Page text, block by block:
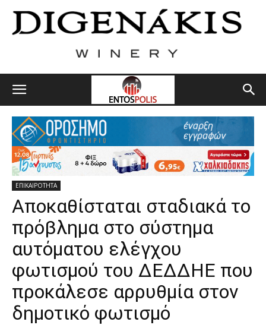
ΕΠΙΚΑΙΡΟΤΗΤΑ
Αποκαθίσταται σταδιακά το
πρόβλημα στο σύστημα
αυτόματου ελέγχου
φωτισμού του ΔΕΔΔΗΕ που
προκάλεσε αρρυθμία στον
δημοτικό φωτισμό